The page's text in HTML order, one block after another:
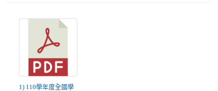
1) 110學年度全國學